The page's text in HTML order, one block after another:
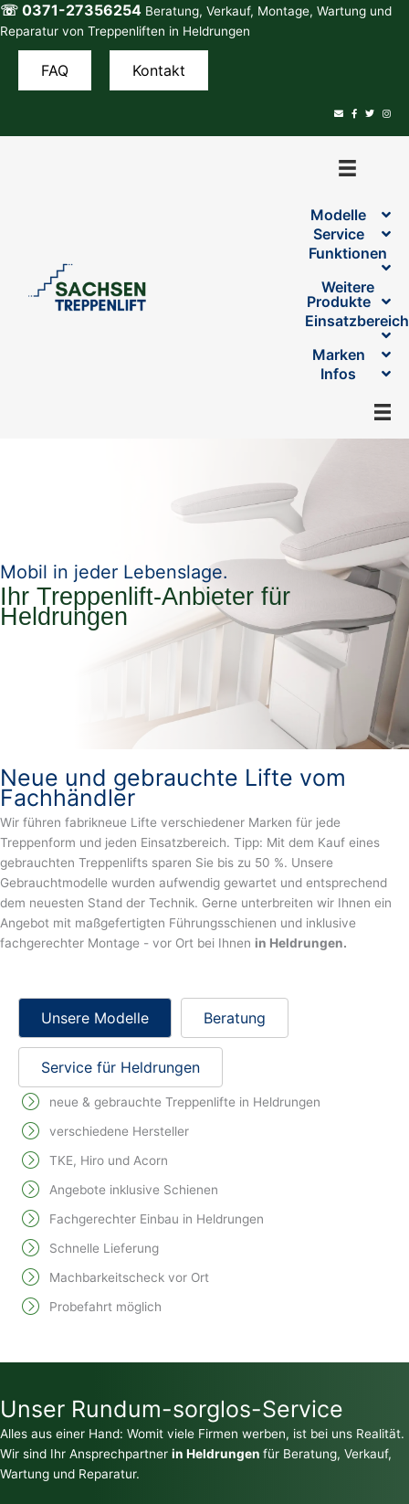
Zum
Inhalt
springen
☏ 0371-27356254 Beratung, Verkauf, Montage, Wartung und
Reparatur von Treppenliften in Heldrungen
FAQ Kontakt
Modelle
Service
Funktionen
Weitere
Produkte
Marken
Infos
Mobil in jeder Lebenslage.
Ihr Treppenlift-Anbieter für
Heldrungen
Neue und gebrauchte Lifte vom
Fachhändler
Wir führen fabrikneue Lifte verschiedener Marken für jede
Treppenform und jeden Einsatzbereich. Tipp: Mit dem Kauf eines
gebrauchten Treppenlifts sparen Sie bis zu 50 %. Unsere
Gebrauchtmodelle wurden aufwendig gewartet und entsprechend
dem neuesten Stand der Technik. Gerne unterbreiten wir Ihnen ein
Angebot mit maßgefertigten Führungsschienen und inklusive
fachgerechter Montage - vor Ort bei Ihnen in Heldrungen.
Unsere Modelle Beratung
Service für Heldrungen
neue & gebrauchte Treppenlifte in Heldrungen
verschiedene Hersteller
TKE, Hiro und Acorn
Angebote inklusive Schienen
Fachgerechter Einbau in Heldrungen
Schnelle Lieferung
Machbarkeitscheck vor Ort
Probefahrt möglich
Unser Rundum-sorglos-Service
Alles aus einer Hand: Womit viele Firmen werben, ist bei uns Realität.
Wir sind Ihr Ansprechpartner in Heldrungen für Beratung, Verkauf,
Wartung und Reparatur.